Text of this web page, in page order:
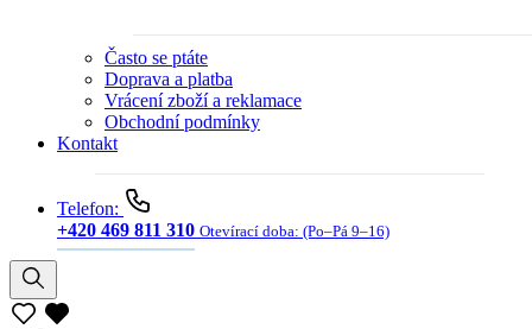
Často se ptáte
Doprava a platba
Vrácení zboží a reklamace
Obchodní podmínky
Kontakt
Telefon:
+420 469 811 310 Otevírací doba: (Po–Pá 9–16)